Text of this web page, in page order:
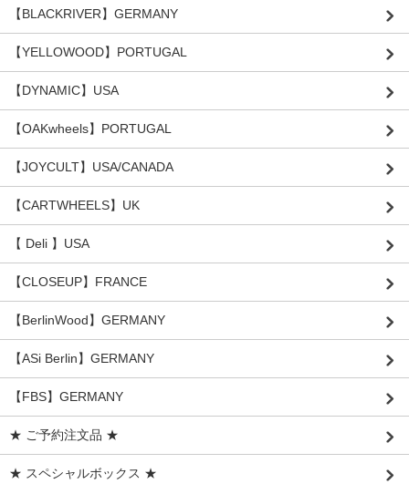
【BLACKRIVER】GERMANY
【YELLOWOOD】PORTUGAL
【DYNAMIC】USA
【OAKwheels】PORTUGAL
【JOYCULT】USA/CANADA
【CARTWHEELS】UK
【 Deli 】USA
【CLOSEUP】FRANCE
【BerlinWood】GERMANY
【ASi Berlin】GERMANY
【FBS】GERMANY
★ ご予約注文品 ★
★ スペシャルボックス ★